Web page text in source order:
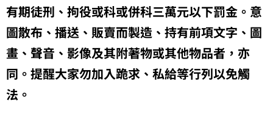
有期徒刑、拘役或科或併科三萬元以下罰金。意
圖散布、播送、販賣而製造、持有前項文字、圖
畫、聲音、影像及其附著物或其他物品者，亦
同。提醒大家勿加入跪求、私給等行列以免觸
法。